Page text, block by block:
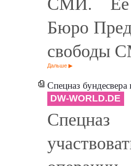
Бюро
свободы
Дальше
Спецназ бундесвера не
DW-WORLD.DE